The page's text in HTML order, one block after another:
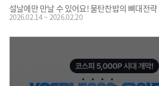
설날에만 만날 수 있어요! 물탄찬밥의 뼈대전
2026.02.14 ~ 2026.02.20